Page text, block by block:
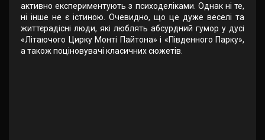
активно експериментують з психоделіками. Однак ні те,
ні інше не є істиною. Очевидно, що це дуже веселі та
життєрадісні люди, які люблять абсурдний гумор у дусі
«Літаючого Цирку Монті Пайтона» і «Південного Парку»,
а також поціновувачі класичних сюжетів.